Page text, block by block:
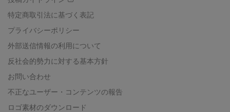
特定商取引法に基づく表記
プライバシーポリシー
外部送信情報の利用について
反社会的勢力に対する基本方針
お問い合わせ
不正なユーザー・コンテンツの報告
ロゴ素材のダウンロード